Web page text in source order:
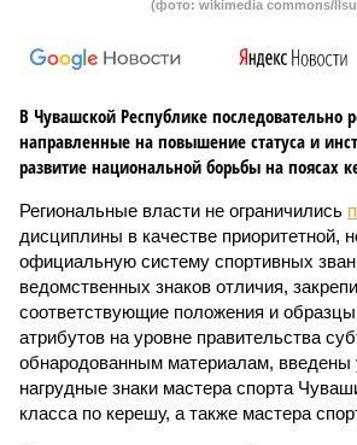
(фото: wikimedia commons/
В Чувашской Республике последовательно
направленные на повышение статуса и
развитие национальной борьбы на поясах
Региональные власти не ограничились
дисциплины в качестве приоритетной,
официальную систему спортивных
ведомственных знаков отличия,
соответствующие положения и
атрибутов на уровне правительства
обнародованным материалам, введены
нагрудные знаки мастера спорта
класса по керешу, а также мастера